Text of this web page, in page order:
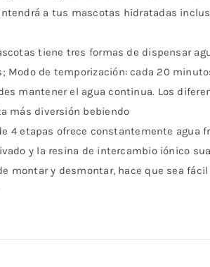
a tus mascotas hidratadas
tiene tres formas de dispensar
de temporización: cada 20
mantener el agua continua. Los
más diversión bebiendo
4 etapas ofrece constantemente agua
y la resina de intercambio iónico
montar y desmontar, hace que sea